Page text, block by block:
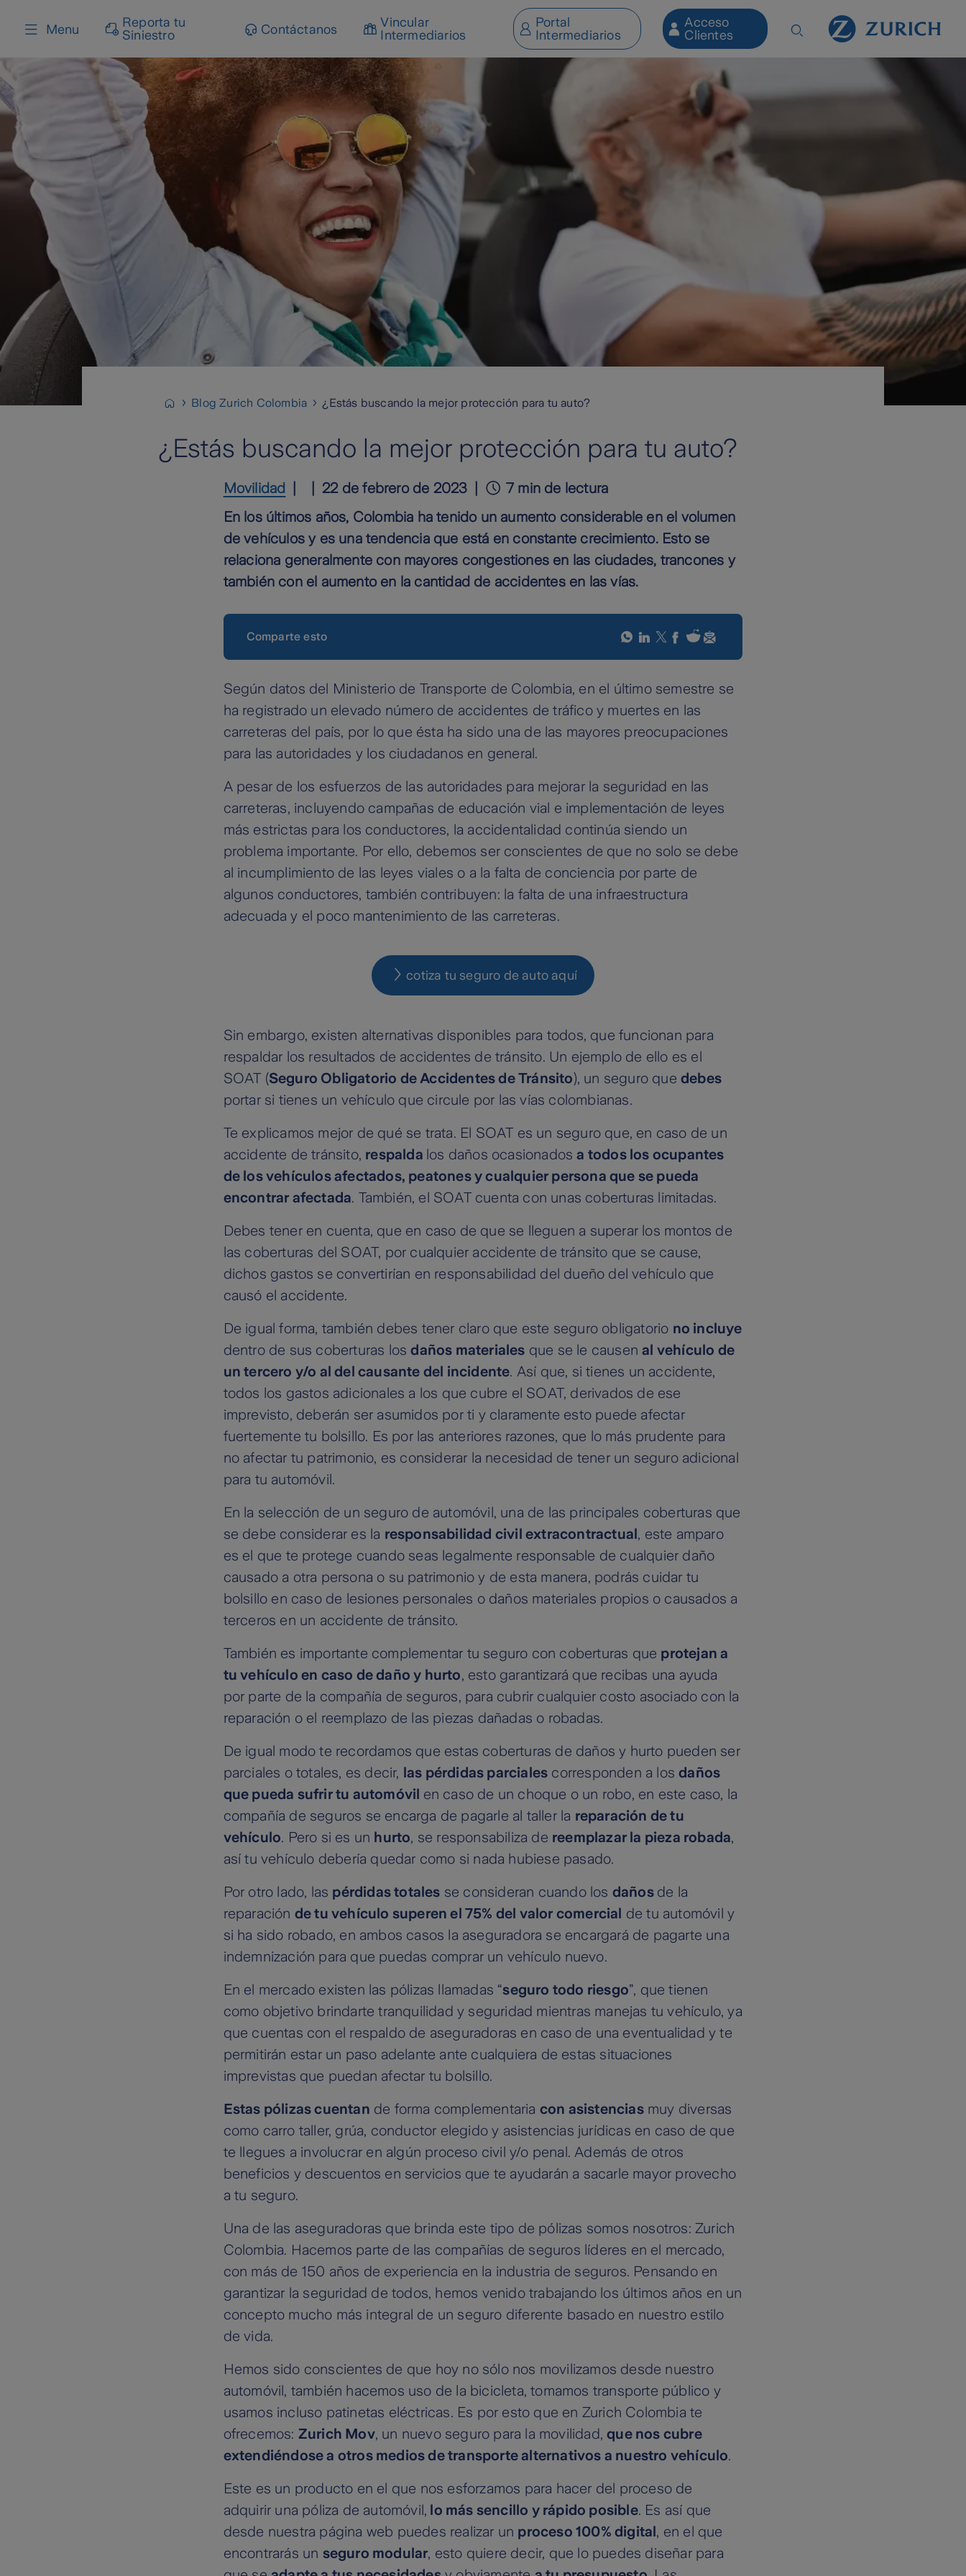
Menu
Reporta tu
Siniestro
Contáctanos
Vincular
Intermediarios
Portal
Intermediarios
Acceso
Clientes
Blog Zurich Colombia ¿Estás buscando la mejor protección para tu auto?
¿Estás buscando la mejor protección para tu auto?
Movilidad 22 de febrero de 2023
7 min de lectura
En los últimos años, Colombia ha tenido un aumento considerable en el volumen
de vehículos y es una tendencia que está en constante crecimiento. Esto se
relaciona generalmente con mayores congestiones en las ciudades, trancones y
también con el aumento en la cantidad de accidentes en las vías.
Comparte esto
Según datos del Ministerio de Transporte de Colombia, en el último semestre se
ha registrado un elevado número de accidentes de tráfico y muertes en las
carreteras del país, por lo que ésta ha sido una de las mayores preocupaciones
para las autoridades y los ciudadanos en general.
A pesar de los esfuerzos de las autoridades para mejorar la seguridad en las
carreteras, incluyendo campañas de educación vial e implementación de leyes
más estrictas para los conductores, la accidentalidad continúa siendo un
problema importante. Por ello, debemos ser conscientes de que no solo se debe
al incumplimiento de las leyes viales o a la falta de conciencia por parte de
algunos conductores, también contribuyen: la falta de una infraestructura
adecuada y el poco mantenimiento de las carreteras.
cotiza tu seguro de auto aquí
Sin embargo, existen alternativas disponibles para todos, que funcionan para
respaldar los resultados de accidentes de tránsito. Un ejemplo de ello es el
SOAT (Seguro Obligatorio de Accidentes de Tránsito), un seguro quedebes
portar si tienes un vehículo que circule por las vías colombianas.
Te explicamos mejor de qué se trata. El SOAT es un seguro que, en caso de un
accidente de tránsito, respalda los daños ocasionadosa todos los ocupantes
de los vehículos afectados, peatones y cualquier persona que se pueda
encontrar afectada. También, el SOAT cuenta con unas coberturas limitadas.
Debes tener en cuenta, que en caso de que se lleguen a superar los montos de
las coberturas del SOAT, por cualquier accidente de tránsito que se cause,
dichos gastos se convertirían en responsabilidad del dueño del vehículo que
causó el accidente.
De igual forma, también debes tener claro que este seguro obligatorio no incluye
dentro de sus coberturas losdaños materiales que se le causenal vehículo de
un tercero y/o al del causante del incidente. Así que, si tienes un accidente,
todos los gastos adicionales a los que cubre el SOAT, derivados de ese
imprevisto, deberán ser asumidos por ti y claramente esto puede afectar
fuertemente tu bolsillo. Es por las anteriores razones, que lo más prudente para
no afectar tu patrimonio, es considerar la necesidad de tener un seguro adicional
para tu automóvil.
En la selección de un seguro de automóvil, una de las principales coberturas que
se debe considerar es la responsabilidad civil extracontractual, este amparo
es el que te protege cuando seas legalmente responsable de cualquier daño
causado a otra persona o su patrimonio y de esta manera, podrás cuidar tu
bolsillo en caso de lesiones personales o daños materiales propios o causados a
terceros en un accidente de tránsito.
También es importante complementar tu seguro con coberturas que protejan a
tu vehículo en caso de daño y hurto, esto garantizará que recibas una ayuda
por parte de la compañía de seguros, para cubrir cualquier costo asociado con la
reparación o el reemplazo de las piezas dañadas o robadas.
De igual modo te recordamos que estas coberturas de daños y hurto pueden ser
parciales o totales, es decir, las pérdidas parciales corresponden a losdaños
que pueda sufrir tu automóvil en caso de un choque o un robo, en este caso, la
compañía de seguros se encarga de pagarle al taller la reparación de tu
vehículo. Pero si es un hurto, se responsabiliza de reemplazar la pieza robada,
así tu vehículo debería quedar como si nada hubiese pasado.
Por otro lado, las pérdidas totales se consideran cuando los daños de la
reparación de tu vehículo superen el 75% del valor comercial de tu automóvil y
si ha sido robado, en ambos casos la aseguradora se encargará de pagarte una
indemnización para que puedas comprar un vehículo nuevo.
En el mercado existen las pólizas llamadas “seguro todo riesgo”, que tienen
como objetivo brindarte tranquilidad y seguridad mientras manejas tu vehículo, ya
que cuentas con el respaldo de aseguradoras en caso de una eventualidad y te
permitirán estar un paso adelante ante cualquiera de estas situaciones
imprevistas que puedan afectar tu bolsillo.
Estas pólizas cuentan de forma complementaria con asistenciasmuy diversas
como carro taller, grúa, conductor elegido y asistencias jurídicas en caso de que
te llegues a involucrar en algún proceso civil y/o penal. Además de otros
beneficios y descuentos en servicios que te ayudarán a sacarle mayor provecho
a tu seguro.
Una de las aseguradoras que brinda este tipo de pólizas somos nosotros: Zurich
Colombia. Hacemos parte de las compañías de seguros líderes en el mercado,
con más de 150 años de experiencia en la industria de seguros. Pensando en
garantizar la seguridad de todos, hemos venido trabajando los últimos años en un
concepto mucho más integral de un seguro diferente basado en nuestro estilo
de vida.
Hemos sido conscientes de que hoy no sólo nos movilizamos desde nuestro
automóvil, también hacemos uso de la bicicleta, tomamos transporte público y
usamos incluso patinetas eléctricas. Es por esto que en Zurich Colombia te
ofrecemos: Zurich Mov, un nuevo seguro para la movilidad,que nos cubre
extendiéndose a otros medios de transporte alternativos a nuestro vehículo.
Este es un producto en el que nos esforzamos para hacer del proceso de
adquirir una póliza de automóvil, lo más sencillo y rápido posible. Es así que
desde nuestra página web puedes realizar un proceso 100% digital, en el que
encontrarás un seguro modular, esto quiere decir, que lo puedes diseñar para